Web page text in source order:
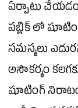
ఏర్పాటు
పబ్లిక్ లో
సమస్యలు
అసౌకర్యం
షూటింగ్